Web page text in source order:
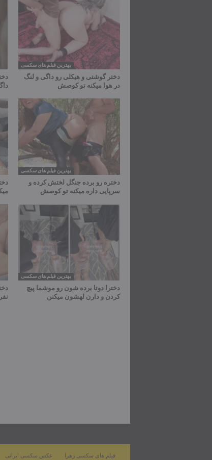
بهترین فیلم های سکسی
دختر گوشتی و هیکلی رو داگی و لنگ
در هوا میکنه تو کوصش
بهترین فیلم های سکسی
دختره رو برده جنگل لختش کرده و
سرپایی داره میکنه تو کوصش
بهترین فیلم های سکسی
دخترا دوتا برده شون رو موشما پیچ
کردن و دارن لهشون میکنن
عکس سکسی ایرانی فیلم های سکسی زهرا